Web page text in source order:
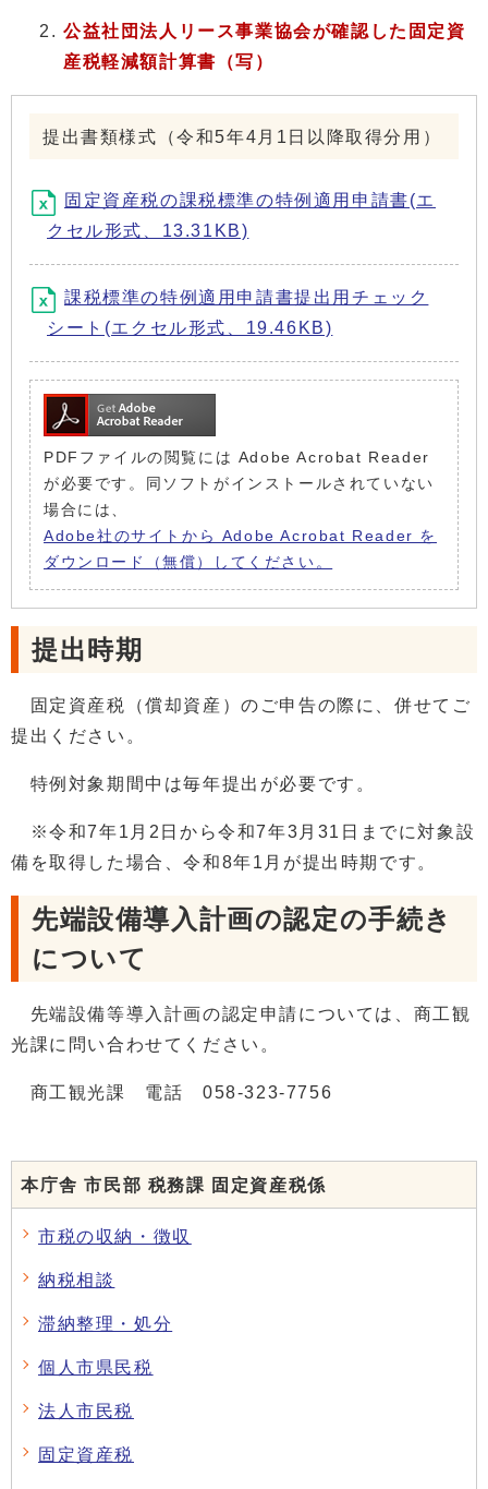
公益社団法人リース事業協会が確認した固定資
産税軽減額計算書（写）
提出書類様式（令和5年4月1日以降取得分用）
固定資産税の課税標準の特例適用申請書(エ
クセル形式、13.31KB)
課税標準の特例適用申請書提出用チェック
シート(エクセル形式、19.46KB)
PDFファイルの閲覧には Adobe Acrobat Reader
が必要です。同ソフトがインストールされていない
場合には、
Adobe社のサイトから Adobe Acrobat Reader を
ダウンロード（無償）してください。
提出時期
固定資産税（償却資産）のご申告の際に、併せてご
提出ください。
特例対象期間中は毎年提出が必要です。
※令和7年1月2日から令和7年3月31日までに対象設
備を取得した場合、令和8年1月が提出時期です。
先端設備導入計画の認定の手続き
について
先端設備等導入計画の認定申請については、商工観
光課に問い合わせてください。
商工観光課 電話 058-323-7756
本庁舎 市民部 税務課 固定資産税係
市税の収納・徴収
納税相談
滞納整理・処分
個人市県民税
法人市民税
固定資産税